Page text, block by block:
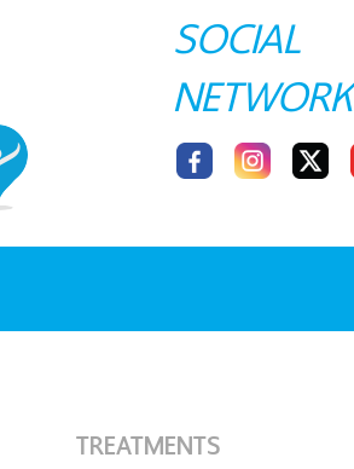
SOCIAL
NETWORK
TREATMENTS